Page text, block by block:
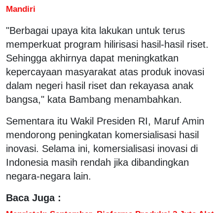
Mandiri
"Berbagai upaya kita lakukan untuk terus
memperkuat program hilirisasi hasil-hasil riset.
Sehingga akhirnya dapat meningkatkan
kepercayaan masyarakat atas produk inovasi
dalam negeri hasil riset dan rekayasa anak
bangsa," kata Bambang menambahkan.
Sementara itu Wakil Presiden RI, Maruf Amin
mendorong peningkatan komersialisasi hasil
inovasi. Selama ini, komersialisasi inovasi di
Indonesia masih rendah jika dibandingkan
negara-negara lain.
Baca Juga :